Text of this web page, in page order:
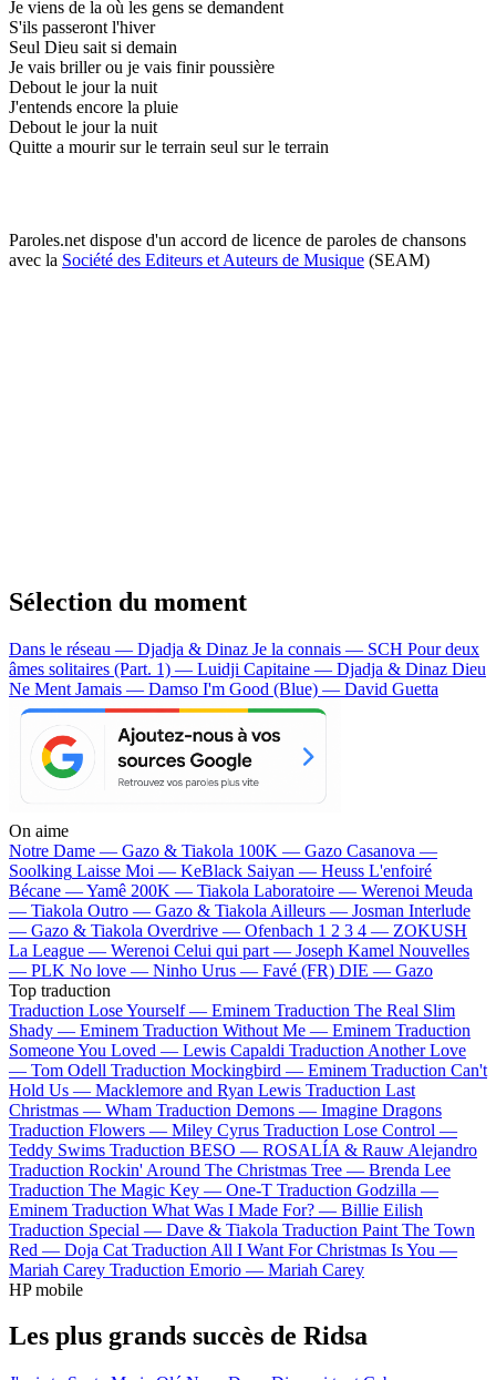
Je viens de la où les gens se demandent
S'ils passeront l'hiver
Seul Dieu sait si demain
Je vais briller ou je vais finir poussière
Debout le jour la nuit
J'entends encore la pluie
Debout le jour la nuit
Quitte a mourir sur le terrain seul sur le terrain
Paroles.net dispose d'un accord de licence de paroles de chansons
avec la Société des Editeurs et Auteurs de Musique (SEAM)
Sélection du moment
Dans le réseau — Djadja & Dinaz Je la connais — SCH Pour deux
âmes solitaires (Part. 1) — Luidji Capitaine — Djadja & Dinaz Dieu
Ne Ment Jamais — Damso I'm Good (Blue) — David Guetta
On aime
Notre Dame — Gazo & Tiakola 100K — Gazo Casanova —
Soolking Laisse Moi — KeBlack Saiyan — Heuss L'enfoiré
Bécane —Yamê 200K — Tiakola Laboratoire — Werenoi Meuda
— Tiakola Outro — Gazo & Tiakola Ailleurs — Josman Interlude
— Gazo & Tiakola Overdrive — Ofenbach 1 2 3 4 — ZOKUSH
La League — Werenoi Celui qui part — Joseph Kamel Nouvelles
— PLK No love — Ninho Urus — Favé (FR) DIE — Gazo
Top traduction
Traduction Lose Yourself — Eminem Traduction The Real Slim
Shady — Eminem Traduction Without Me — Eminem Traduction
Someone You Loved — Lewis Capaldi Traduction Another Love
— Tom Odell Traduction Mockingbird — Eminem Traduction Can't
Hold Us — Macklemore and Ryan Lewis Traduction Last
Christmas — Wham Traduction Demons — Imagine Dragons
Traduction Flowers — Miley Cyrus Traduction Lose Control —
Teddy Swims Traduction BESO — ROSALÍA & Rauw Alejandro
Traduction Rockin' Around The Christmas Tree — Brenda Lee
Traduction The Magic Key — One-T Traduction Godzilla —
Eminem Traduction What Was I Made For? — Billie Eilish
Traduction Special — Dave & Tiakola Traduction Paint The Town
Red — Doja Cat Traduction All I Want For Christmas Is You —
Mariah Carey Traduction Emorio — Mariah Carey
HP mobile
Les plus grands succès de Ridsa